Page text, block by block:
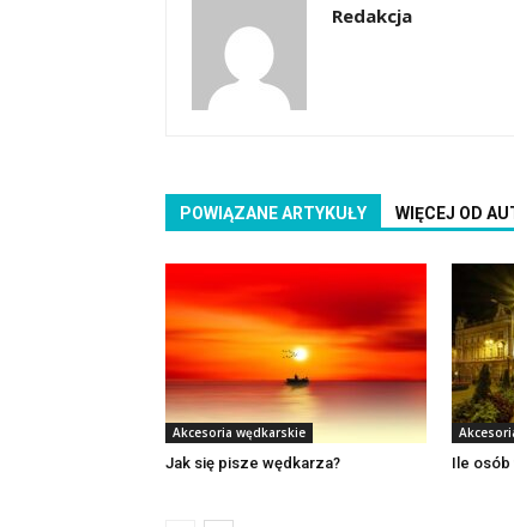
Redakcja
POWIĄZANE ARTYKUŁY WIĘCEJ OD
Akcesoria wędkarskie
Jak się pisze wędkarza? Ile osób